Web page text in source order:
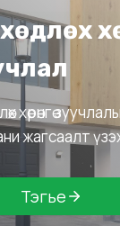
хөрөнгө
жагсаалт
Тэгье